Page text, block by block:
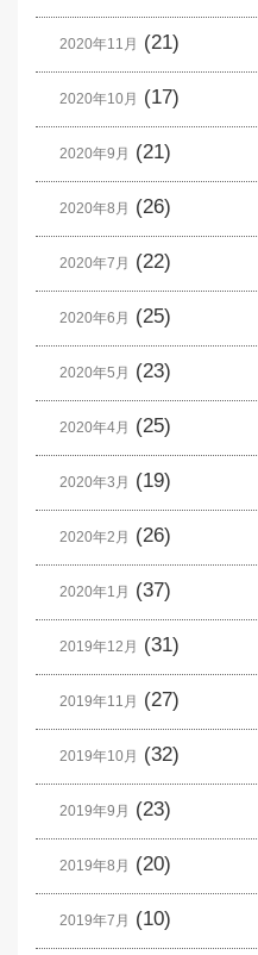
2020年11月 (21)
2020年10月 (17)
2020年9月 (21)
2020年8月 (26)
2020年7月 (22)
2020年6月 (25)
2020年5月 (23)
2020年4月 (25)
2020年3月 (19)
2020年2月 (26)
2020年1月 (37)
2019年12月 (31)
2019年11月 (27)
2019年10月 (32)
2019年9月 (23)
2019年8月 (20)
2019年7月 (10)